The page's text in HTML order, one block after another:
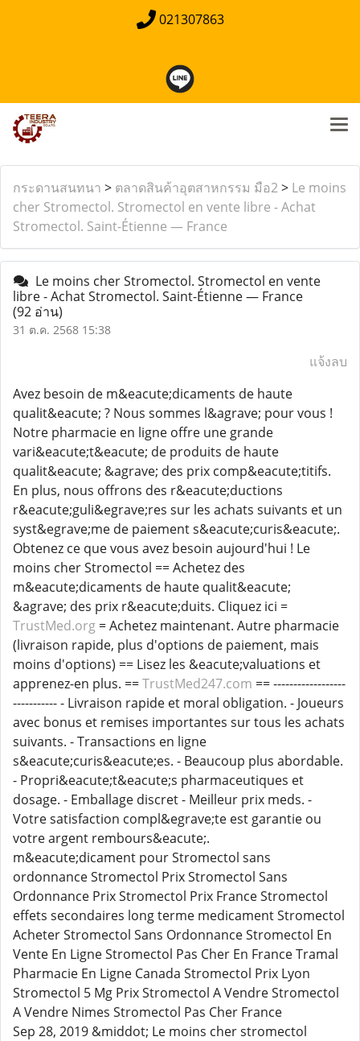
021307863
กระดานสนทนา > ตลาดสินค้าอุตสาหกรรม มือ2> Le moins
cher Stromectol. Stromectol en vente libre - Achat
Stromectol. Saint-Étienne — France
Le moins cher Stromectol. Stromectol en vente
libre - Achat Stromectol. Saint-Étienne — France
(92 อ่าน)
31 ต.ค. 2568 15:38
แจ้งลบ
Avez besoin de m&eacute;dicaments de haute
qualit&eacute; ? Nous sommes l&agrave; pour vous !
Notre pharmacie en ligne offre une grande
vari&eacute;t&eacute; de produits de haute
qualit&eacute; &agrave; des prix comp&eacute;titifs.
En plus, nous offrons des r&eacute;ductions
r&eacute;guli&egrave;res sur les achats suivants et un
syst&egrave;me de paiement s&eacute;curis&eacute;.
Obtenez ce que vous avez besoin aujourd'hui ! Le
moins cher Stromectol == Achetez des
m&eacute;dicaments de haute qualit&eacute;
&agrave; des prix r&eacute;duits. Cliquez ici =
TrustMed.org = Achetez maintenant. Autre pharmacie
(livraison rapide, plus d'options de paiement, mais
moins d'options) == Lisez les &eacute;valuations et
apprenez-en plus. ==TrustMed247.com == ------------------
----------- - Livraison rapide et moral obligation. - Joueurs
avec bonus et remises importantes sur tous les achats
suivants. - Transactions en ligne
s&eacute;curis&eacute;es. - Beaucoup plus abordable.
- Propri&eacute;t&eacute;s pharmaceutiques et
dosage. - Emballage discret - Meilleur prix meds. -
Votre satisfaction compl&egrave;te est garantie ou
votre argent rembours&eacute;.
m&eacute;dicament pour Stromectol sans
ordonnance Stromectol Prix Stromectol Sans
Ordonnance Prix Stromectol Prix France Stromectol
effets secondaires long terme medicament Stromectol
Acheter Stromectol Sans Ordonnance Stromectol En
Vente En Ligne Stromectol Pas Cher En France Tramal
Pharmacie En Ligne Canada Stromectol Prix Lyon
Stromectol 5 Mg Prix Stromectol A Vendre Stromectol
A Vendre Nimes Stromectol Pas Cher France
Sep 28, 2019 &middot; Le moins cher stromectol